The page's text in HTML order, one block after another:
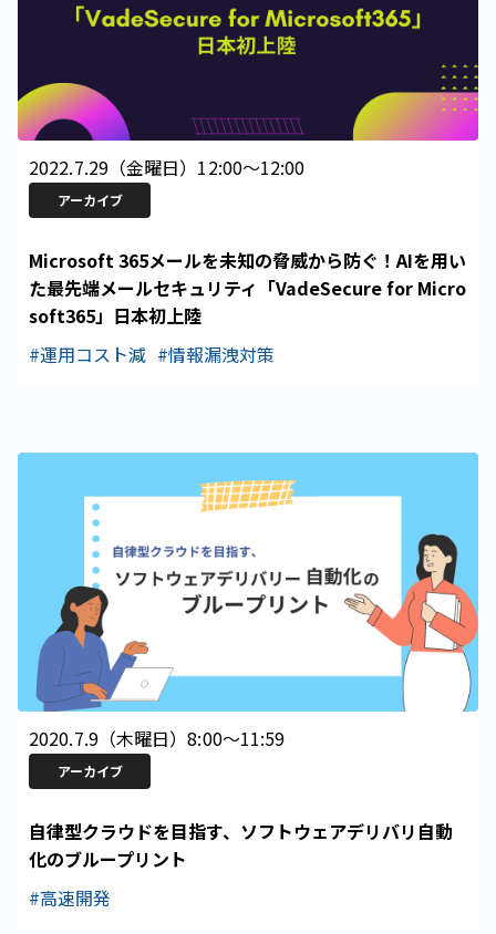
2022.7.29（金曜日） 12:00〜12:00
アーカイブ
Microsoft 365メールを未知の脅威から防ぐ！AIを用い
た最先端メールセキュリティ「VadeSecure for Micro
soft365」日本初上陸
#運用コスト減 #情報漏洩対策
2020.7.9（木曜日）8:00〜11:59
アーカイブ
自律型クラウドを目指す、ソフトウェアデリバリ自動
化のブループリント
#高速開発